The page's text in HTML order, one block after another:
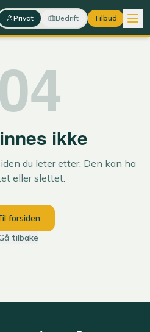
Privat Bedrift Tilbud
ikke
du leter etter. Den kan ha
eller slettet.
forsiden
tilbake